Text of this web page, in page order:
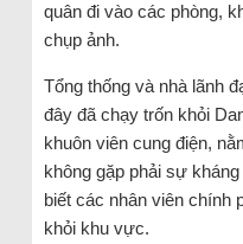
quân đi vào các phòng,
chụp ảnh.
Tổng thống và nhà lãnh
đây đã chạy trốn khỏi
khuôn viên cung điện,
không gặp phải sự
biết các nhân viên chính
khỏi khu vực.